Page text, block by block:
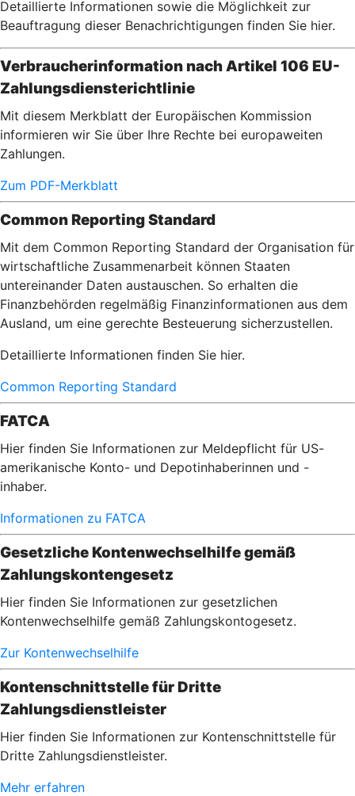
Detaillierte Informationen sowie die Möglichkeit zur
Beauftragung dieser Benachrichtigungen finden Sie hier.
Verbraucherinformation nach Artikel 106 EU-
Zahlungsdiensterichtlinie
Mit diesem Merkblatt der Europäischen Kommission
informieren wir Sie über Ihre Rechte bei europaweiten
Zahlungen.
Zum PDF-Merkblatt
Common Reporting Standard
Mit dem Common Reporting Standard der Organisation für
wirtschaftliche Zusammenarbeit können Staaten
untereinander Daten austauschen. So erhalten die
Finanzbehörden regelmäßig Finanzinformationen aus dem
Ausland, um eine gerechte Besteuerung sicherzustellen.
Detaillierte Informationen finden Sie hier.
Common Reporting Standard
FATCA
Hier finden Sie Informationen zur Meldepflicht für US-
amerikanische Konto- und Depotinhaberinnen und -
inhaber.
Informationen zu FATCA
Gesetzliche Kontenwechselhilfe gemäß
Zahlungskontengesetz
Hier finden Sie Informationen zur gesetzlichen
Kontenwechselhilfe gemäß Zahlungskontogesetz.
Zur Kontenwechselhilfe
Kontenschnittstelle für Dritte
Zahlungsdienstleister
Hier finden Sie Informationen zur Kontenschnittstelle für
Dritte Zahlungsdienstleister.
Mehr erfahren